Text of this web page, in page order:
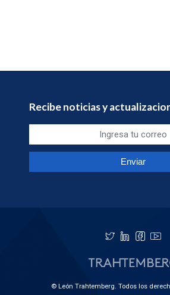
Recibe noticias y
© León Trahtemberg. Todos los